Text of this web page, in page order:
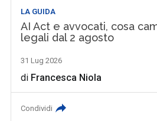
LA GUIDA
AI Act e avvocati, cosa
legali dal 2 agosto
31 Lug 2026
di Francesca Niola
Condividi